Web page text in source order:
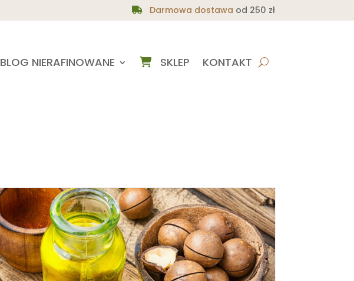
Darmowa dostawa od 250 zł
BLOG NIERAFINOWANE SKLEP KONTAKT